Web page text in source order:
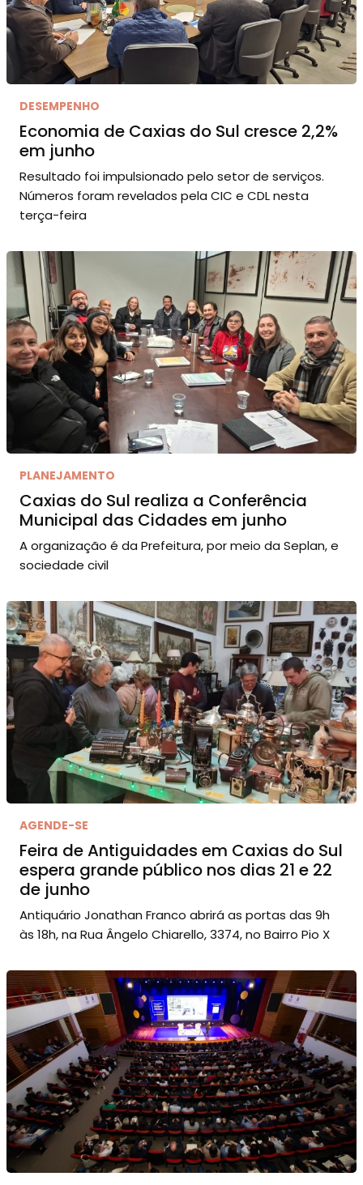
DESEMPENHO
Economia de Caxias do Sul cresce 2,2%
em junho
Resultado foi impulsionado pelo setor de serviços.
Números foram revelados pela CIC e CDL nesta
terça-feira
PLANEJAMENTO
Caxias do Sul realiza a Conferência
Municipal das Cidades em junho
A organização é da Prefeitura, por meio da Seplan, e
sociedade civil
AGENDE-SE
Feira de Antiguidades em Caxias do Sul
espera grande público nos dias 21 e 22
de junho
Antiquário Jonathan Franco abrirá as portas das 9h
às 18h, na Rua Ângelo Chiarello, 3374, no Bairro Pio X